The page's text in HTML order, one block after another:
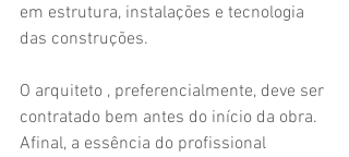
em estrutura, instalações e tecnologia
das construções.
O arquiteto , preferencialmente, deve ser
contratado bem antes do início da obra.
Afinal, a essência do profissional